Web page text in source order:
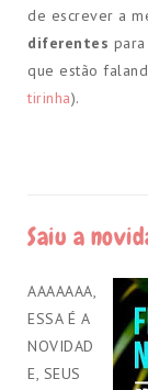
de escrever a
diferentes
que estão
tirinha).
Saiu a
AAAAAAA,
ESSA É A
NOVIDAD
E, SEUS